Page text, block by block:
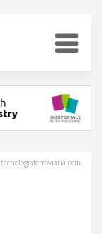
tecnologiaferroviaria.com